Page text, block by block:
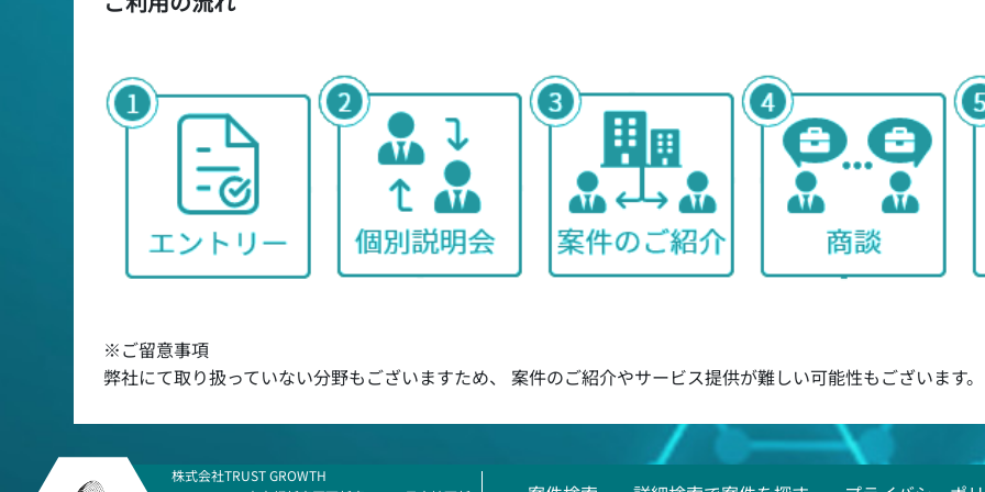
※ご留意事項
弊社にて取り扱っていない分野もございますため、 案件のご紹介やサービス提供が難しい可能性もございます
株式会社TRUST GROWTH